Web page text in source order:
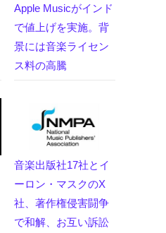
Apple Musicがインド
で値上げを実施。背
景には音楽ライセン
ス料の高騰
音楽出版社17社とイ
ーロン・マスクのX
社、著作権侵害闘争
で和解、お互い訴訟